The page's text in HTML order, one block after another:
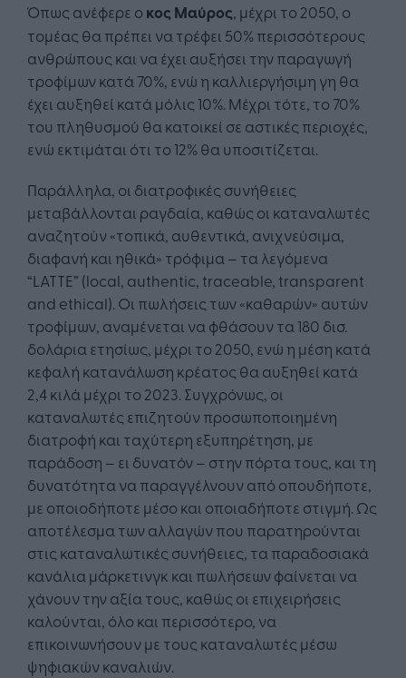
Όπως ανέφερε ο κος Μαύρος, μέχρι το 2050, ο
τομέας θα πρέπει να τρέφει 50% περισσότερους
ανθρώπους και να έχει αυξήσει την παραγωγή
τροφίμων κατά 70%, ενώ η καλλιεργήσιμη γη θα
έχει αυξηθεί κατά μόλις 10%. Μέχρι τότε, το 70%
του πληθυσμού θα κατοικεί σε αστικές περιοχές,
ενώ εκτιμάται ότι το 12% θα υποσιτίζεται.
Παράλληλα, οι διατροφικές συνήθειες
μεταβάλλονται ραγδαία, καθώς οι καταναλωτές
αναζητούν «τοπικά, αυθεντικά, ανιχνεύσιμα,
διαφανή και ηθικά» τρόφιμα – τα λεγόμενα
“LATTE” (local, authentic, traceable, transparent
and ethical). Οι πωλήσεις των «καθαρών» αυτών
τροφίμων, αναμένεται να φθάσουν τα 180 δισ.
δολάρια ετησίως, μέχρι το 2050, ενώ η μέση κατά
κεφαλή κατανάλωση κρέατος θα αυξηθεί κατά
2,4 κιλά μέχρι το 2023. Συγχρόνως, οι
καταναλωτές επιζητούν προσωποποιημένη
διατροφή και ταχύτερη εξυπηρέτηση, με
παράδοση – ει δυνατόν – στην πόρτα τους, και τη
δυνατότητα να παραγγέλνουν από οπουδήποτε,
με οποιοδήποτε μέσο και οποιαδήποτε στιγμή. Ως
αποτέλεσμα των αλλαγών που παρατηρούνται
στις καταναλωτικές συνήθειες, τα παραδοσιακά
κανάλια μάρκετινγκ και πωλήσεων φαίνεται να
χάνουν την αξία τους, καθώς οι επιχειρήσεις
καλούνται, όλο και περισσότερο, να
επικοινωνήσουν με τους καταναλωτές μέσω
ψηφιακών καναλιών.